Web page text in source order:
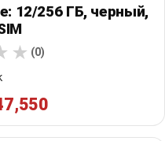
12/256 ГБ, черный,
(0)